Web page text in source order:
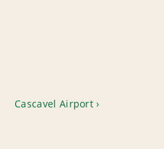
Cascavel Airport